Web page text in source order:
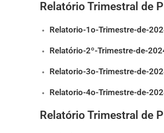
Relatório Trimestral de
Relatorio-1o-Trimestre-de-
Relatório-2º-Trimestre-de-
Relatorio-3o-Trimestre-de-
Relatorio-4o-Trimestre-de-
Relatório Trimestral de